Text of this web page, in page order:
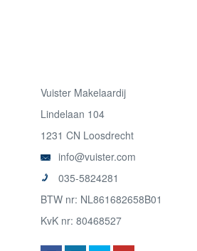
Vuister Makelaardij
Lindelaan 104
1231 CN Loosdrecht
info@vuister.com
035-5824281
BTW nr: NL861682658B01
KvK nr: 80468527